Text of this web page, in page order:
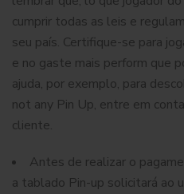
cumprir todas as leis e
seu país. Certifique-se para
e no gaste mais perform que
ajuda, por exemplo, para
not any Pin Up, entre em
cliente.
Antes de realizar o
a tablado Pin-up solicitará ao